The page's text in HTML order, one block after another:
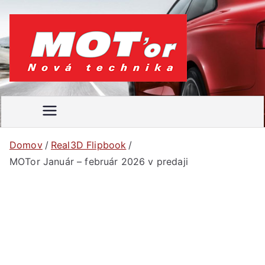
obsah
MOT'
or
Váš
motoristický
časopis
Domov
Real3D Flipbook
MOTor Január – február 2026 v predaji